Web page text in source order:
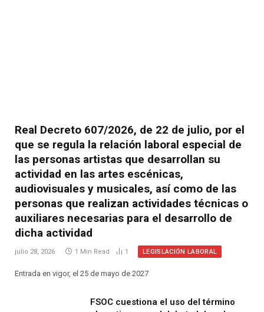
Real Decreto 607/2026, de 22 de julio, por el
que se regula la relación laboral especial de
las personas artistas que desarrollan su
actividad en las artes escénicas,
audiovisuales y musicales, así como de las
personas que realizan actividades técnicas o
auxiliares necesarias para el desarrollo de
dicha actividad
julio 28, 2026 1 Min Read 1 LEGISLACIÓN LABORAL
Entrada en vigor, el 25 de mayo de 2027
FSOC cuestiona el uso del término